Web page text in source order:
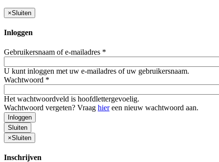
×Sluiten
Inloggen
Gebruikersnaam of e-mailadres *
U kunt inloggen met uw e-mailadres of uw gebruikersnaam.
Wachtwoord *
Het wachtwoordveld is hoofdlettergevoelig.
Wachtwoord vergeten? Vraag hiereen nieuw wachtwoord aan.
Inloggen
Sluiten
×Sluiten
Inschrijven